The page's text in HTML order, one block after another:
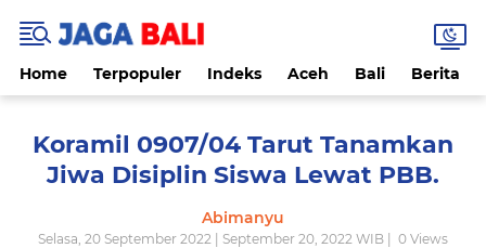
Home Terpopuler Indeks Aceh Bali Berita
Koramil 0907/04 Tarut Tanamkan
Jiwa Disiplin Siswa Lewat PBB.
Abimanyu
Selasa, 20 September 2022 | September 20, 2022 WIB | 0 Views